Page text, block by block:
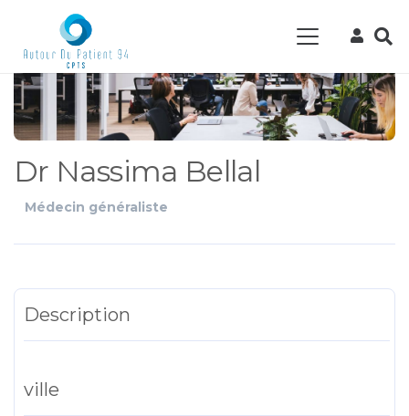
Dr Nassima Bellal
Médecin généraliste
Description
ville